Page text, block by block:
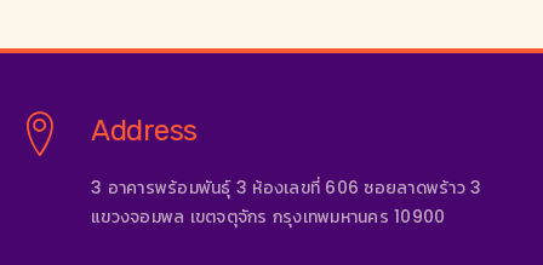
Address
3 อาคารพร้อมพันธุ์ 3 ห้องเลขที่ 606 ซอยลาดพร้าว 3
แขวงจอมพล เขตจตุจักร กรุงเทพมหานคร 10900